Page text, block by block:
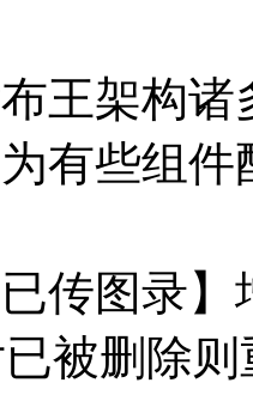
布王架构
为有些组
已传图录
被删除